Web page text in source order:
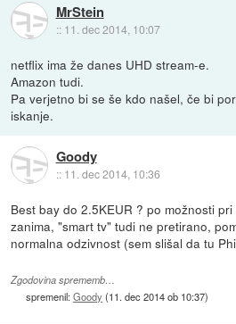
MrStein
:: 11. dec 2014, 10:07
netflix ima že danes UHD stream-e.
Amazon tudi.
Pa verjetno bi se še kdo našel, če bi
iskanje.
Goody
:: 11. dec 2014, 10:36
Best bay do 2.5KEUR ? po možnosti
zanima, "smart tv" tudi ne pretirano,
normalna odzivnost (sem slišal da tu
Zgodovina sprememb…
spremenil:Goody (11. dec 2014 ob 10:37)